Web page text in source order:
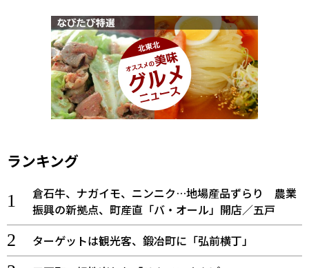
ランキング
倉石牛、ナガイモ、ニンニク…地場産品ずらり 農業
振興の新拠点、町産直「バ・オール」開店／五戸
ターゲットは観光客、鍛冶町に「弘前横丁」